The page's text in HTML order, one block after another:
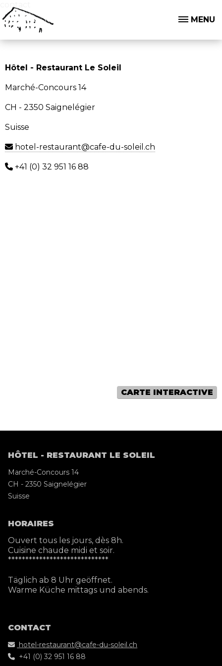
MENU
contact
Hôtel - Restaurant Le Soleil
Marché-Concours 14
CH - 2350 Saignelégier
Suisse
hotel-restaurant@cafe-du-soleil.ch
+41 (0) 32 951 16 88
CARTE INTERACTIVE
HÔTEL - RESTAURANT LE SOLEIL
Marché-Concours 14
CH - 2350 Saignelégier
Suisse
HORAIRES
Ouvert tous les jours, dès 8h.
Cuisine chaude midi et soir.
*****************************
Täglich ab 8 Uhr geöffnet.
Warme Küche mittags und abends.
CONTACT
hotel-restaurant@cafe-du-soleil.ch
+41 (0) 32 951 16 88